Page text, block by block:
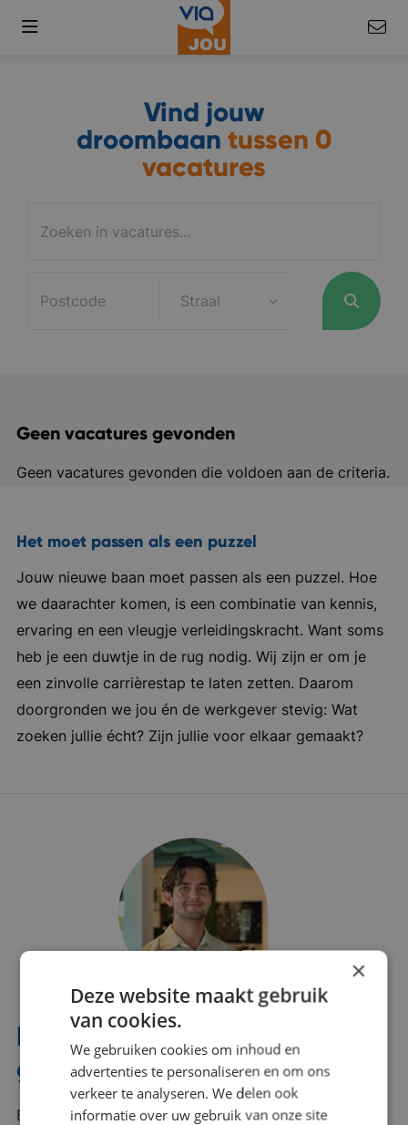
Vind jouw
droombaan tussen 0
vacatures
Geen vacatures gevonden
Geen vacatures gevonden die voldoen aan de criteria.
Het moet passen als een puzzel
Jouw nieuwe baan moet passen als een puzzel. Hoe
we daarachter komen, is een combinatie van kennis,
ervaring en een vleugje verleidingskracht. Want soms
heb je een duwtje in de rug nodig. Wij zijn er om je
een zinvolle carrièrestap te laten zetten. Daarom
doorgronden we jou én de werkgever stevig: Wat
zoeken jullie écht? Zijn jullie voor elkaar gemaakt?
Interesse? Benno helpt je
graag verder!
Bel of mail Benno met al jouw vragen. Benno staat
×
Deze website maakt gebruik
van cookies.
We gebruiken cookies om inhoud en
advertenties te personaliseren en om ons
verkeer te analyseren. We delen ook
informatie over uw gebruik van onze site